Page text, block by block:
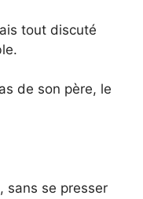
tout discuté
de son père, le
sans se presser